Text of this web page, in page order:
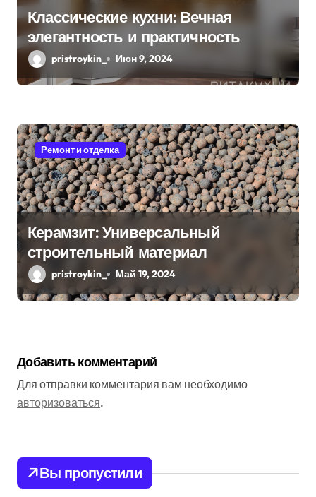
Классические кухни: Вечная
элегантность и практичность
pristroykin_ Июн 9, 2024
Ремонт и отделка
Керамзит: Универсальный
строительный материал
pristroykin_ Май 19, 2024
Добавить комментарий
Для отправки комментария вам необходимо
авторизоваться.
Вы пропустили